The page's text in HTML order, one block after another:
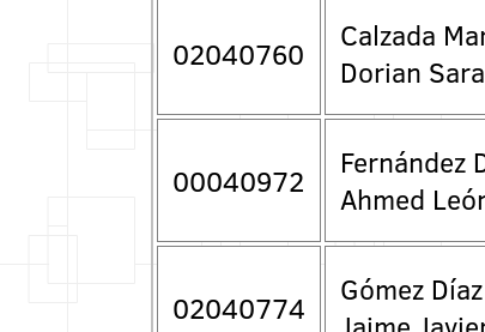
02040760
Calzada
Dorian
00040972
Fernández
Ahmed
02040774
Gómez Díaz